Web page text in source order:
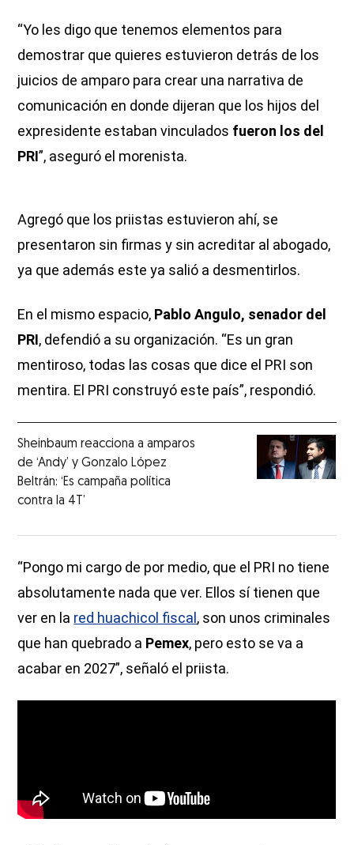
“Yo les digo que tenemos elementos para
demostrar que quieres estuvieron detrás de los
juicios de amparo para crear una narrativa de
comunicación en donde dijeran que los hijos del
expresidente estaban vinculados fueron los del
PRI”, aseguró el morenista.
Agregó que los priistas estuvieron ahí, se
presentaron sin firmas y sin acreditar al abogado,
ya que además este ya salió a desmentirlos.
En el mismo espacio, Pablo Angulo, senador del
PRI, defendió a su organización. “Es un gran
mentiroso, todas las cosas que dice el PRI son
mentira. El PRI construyó este país”, respondió.
Sheinbaum reacciona a amparos
de ‘Andy’ y Gonzalo López
Beltrán: ‘Es campaña política
contra la 4T’
“Pongo mi cargo de por medio, que el PRI no tiene
absolutamente nada que ver. Ellos sí tienen que
ver en la red huachicol fiscal, son unos criminales
que han quebrado a Pemex, pero esto se va a
acabar en 2027”, señaló el priista.